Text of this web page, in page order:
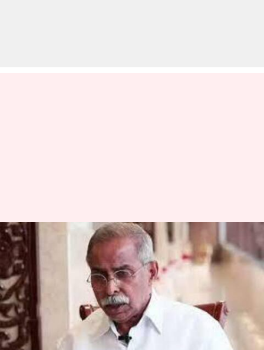
వైఎస్‌ వివేకా హత్య కేసు: కలర్ జిరాక్స్
కాపీతో నిన్‌హైడ్రిన్‌ పరీక్షకు సీబీఐ
కోర్టు గ్రీన్ సిగ్నల్
వ్రాసిన వారు Jun 07, 2023 05:30 pm
ఈ వార్తాకథనం ఏంటి